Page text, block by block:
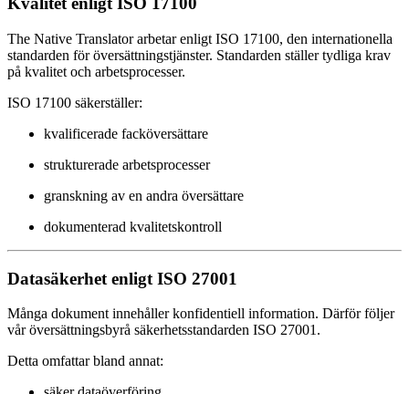
The Native Translator arbetar enligt ISO 17100, den internationella
standarden för översättningstjänster. Standarden ställer tydliga krav
på kvalitet och arbetsprocesser.
ISO 17100 säkerställer:
kvalificerade facköversättare
strukturerade arbetsprocesser
granskning av en andra översättare
dokumenterad kvalitetskontroll
Datasäkerhet enligt ISO 27001
Många dokument innehåller konfidentiell information. Därför följer
vår översättningsbyrå säkerhetsstandarden ISO 27001.
Detta omfattar bland annat: